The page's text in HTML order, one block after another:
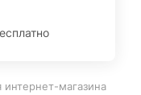
интернет-магазина